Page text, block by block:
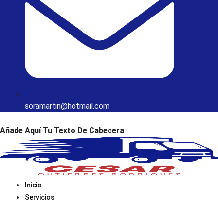
soramartin@hotmail.com
Añade Aquí Tu Texto De Cabecera
Inicio
Servicios